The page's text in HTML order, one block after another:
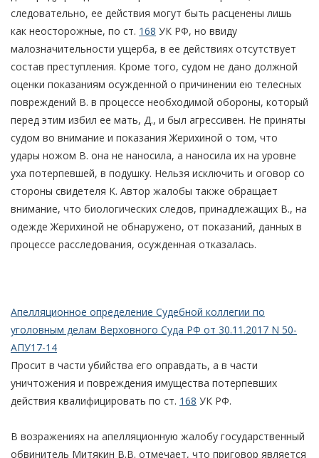
следовательно, ее действия могут быть расценены лишь
как неосторожные, по ст. 168 УК РФ, но ввиду
малозначительности ущерба, в ее действиях отсутствует
состав преступления. Кроме того, судом не дано должной
оценки показаниям осужденной о причинении ею телесных
повреждений В. в процессе необходимой обороны, который
перед этим избил ее мать, Д., и был агрессивен. Не приняты
судом во внимание и показания Жерихиной о том, что
удары ножом В. она не наносила, а наносила их на уровне
уха потерпевшей, в подушку. Нельзя исключить и оговор со
стороны свидетеля К. Автор жалобы также обращает
внимание, что биологических следов, принадлежащих В., на
одежде Жерихиной не обнаружено, от показаний, данных в
процессе расследования, осужденная отказалась.
Апелляционное определение Судебной коллегии по
уголовным делам Верховного Суда РФ от 30.11.2017 N 50-
АПУ17-14
Просит в части убийства его оправдать, а в части
уничтожения и повреждения имущества потерпевших
действия квалифицировать по ст. 168 УК РФ.
В возражениях на апелляционную жалобу государственный
обвинитель Митякин В.В. отмечает, что приговор является